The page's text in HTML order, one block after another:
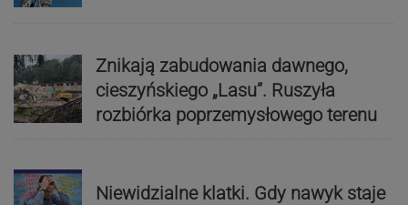
Znikają zabudowania dawnego,
cieszyńskiego „Lasu”. Ruszyła
rozbiórka poprzemysłowego terenu
Niewidzialne klatki. Gdy nawyk staje